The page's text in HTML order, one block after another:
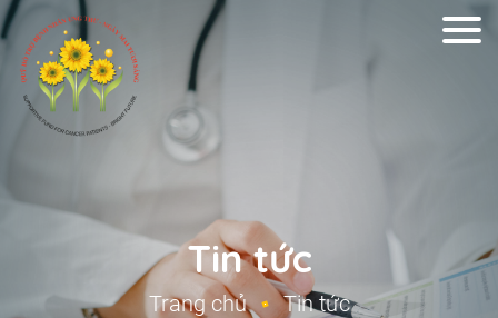
Tin tức
Trang chủ Tin tức